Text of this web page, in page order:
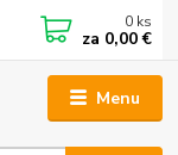
Menu
0 ks
za 0,00 €